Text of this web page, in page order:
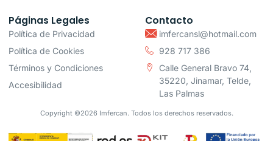
Páginas Legales
Política de Privacidad
Política de Cookies
Términos y Condiciones
Accesibilidad
Contacto
imfercansl@hotmail.com
928 717 386
Calle General Bravo 74,
35220, Jinamar, Telde,
Las Palmas
Copyright ©2026 Imfercan. Todos los derechos reservados.